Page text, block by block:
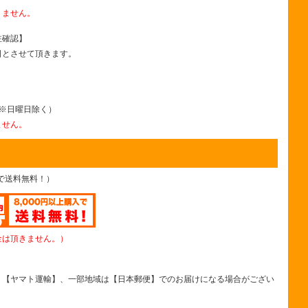
せん。
認】
させて頂きます。
曜日除く）
ん。
料無料！）
頂きません。）
ヤマト運輸】、一部地域は【日本郵便】でのお届けになる場合がござい